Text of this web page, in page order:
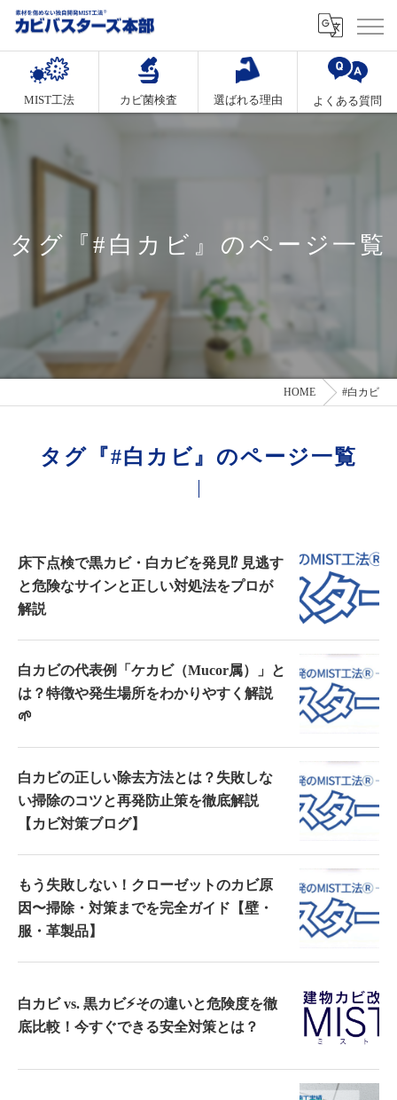
MIST工法 カビ菌検査 選ばれる理由 よくある質問
タグ『#白カビ』のページ一覧
HOME #白カビ
タグ『#白カビ』のページ一覧
床下点検で黒カビ・白カビを発見⁉ 見逃す
と危険なサインと正しい対処法をプロが
解説
白カビの代表例「ケカビ（Mucor属）」と
は？特徴や発生場所をわかりやすく解説
🌱
白カビの正しい除去方法とは？失敗しな
い掃除のコツと再発防止策を徹底解説
【カビ対策ブログ】
もう失敗しない！クローゼットのカビ原
因〜掃除・対策までを完全ガイド【壁・
服・革製品】
白カビ vs. 黒カビ⚡その違いと危険度を徹
底比較！今すぐできる安全対策とは？